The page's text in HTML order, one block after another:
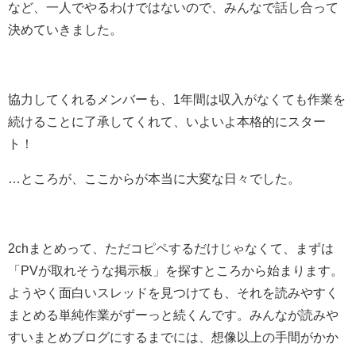
など、一人でやるわけではないので、みんなで話し合って
決めていきました。
協力してくれるメンバーも、1年間は収入がなくても作業を
続けることに了承してくれて、いよいよ本格的にスター
ト！
…ところが、ここからが本当に大変な日々でした。
2chまとめって、ただコピペするだけじゃなくて、まずは
「PVが取れそうな掲示板」を探すところから始まります。
ようやく面白いスレッドを見つけても、それを読みやすく
まとめる単純作業がずーっと続くんです。みんなが読みや
すいまとめブログにするまでには、想像以上の手間がかか